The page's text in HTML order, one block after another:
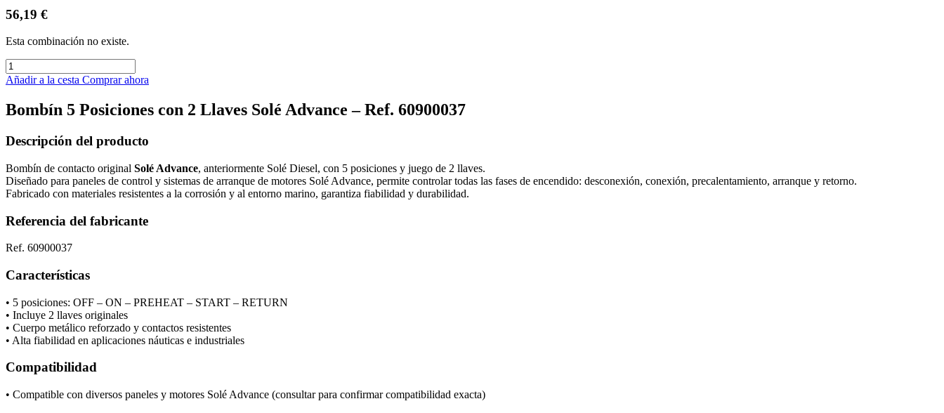
56,19 €
Esta combinación no existe.
Añadir a la cesta Comprar ahora
Bombín 5 Posiciones con 2 Llaves Solé Advance – Ref. 60900037
Descripción del producto
Bombín de contacto original Solé Advance, anteriormente Solé Diesel, con 5 posiciones y juego de 2 llaves.
Diseñado para paneles de control y sistemas de arranque de motores Solé Advance, permite controlar todas las fases de encendido: desconexión, conexión, precalentamiento, arranque y retorno.
Fabricado con materiales resistentes a la corrosión y al entorno marino, garantiza fiabilidad y durabilidad.
Referencia del fabricante
Ref. 60900037
Características
• 5 posiciones: OFF – ON – PREHEAT – START – RETURN
• Incluye 2 llaves originales
• Cuerpo metálico reforzado y contactos resistentes
• Alta fiabilidad en aplicaciones náuticas e industriales
Compatibilidad
• Compatible con diversos paneles y motores Solé Advance (consultar para confirmar compatibilidad exacta)